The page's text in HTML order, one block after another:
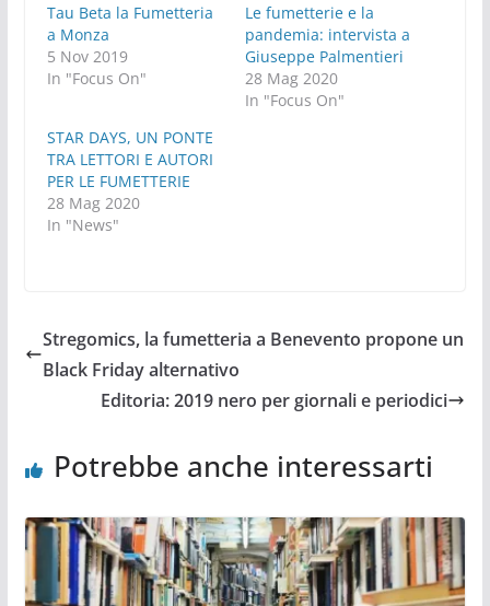
Tau Beta la Fumetteria
a Monza
5 Nov 2019
In "Focus On"
Le fumetterie e la
pandemia: intervista a
Giuseppe Palmentieri
28 Mag 2020
In "Focus On"
STAR DAYS, UN PONTE
TRA LETTORI E AUTORI
PER LE FUMETTERIE
28 Mag 2020
In "News"
Stregomics, la fumetteria a Benevento propone un
Black Friday alternativo
Editoria: 2019 nero per giornali e periodici
Potrebbe anche interessarti